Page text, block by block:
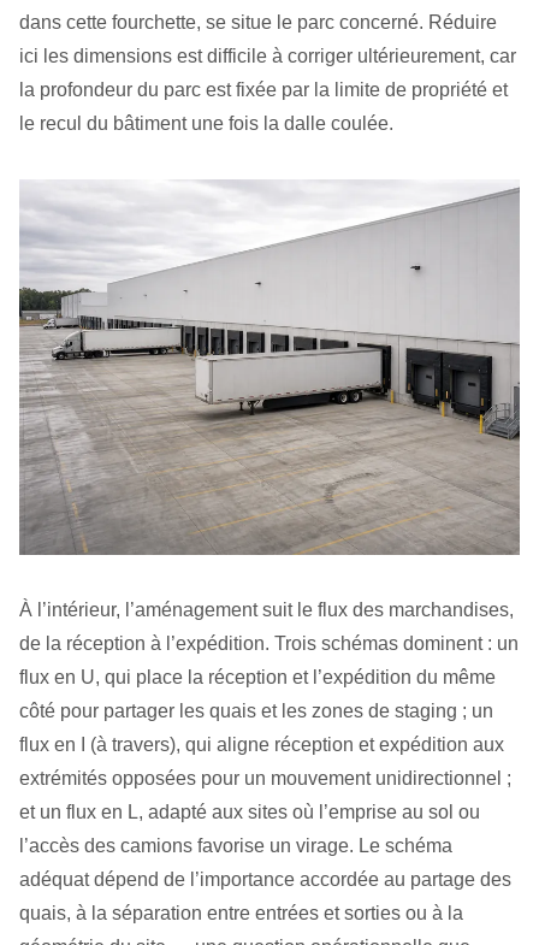
dans cette fourchette, se situe le parc concerné. Réduire
ici les dimensions est difficile à corriger ultérieurement, car
la profondeur du parc est fixée par la limite de propriété et
le recul du bâtiment une fois la dalle coulée.
À l’intérieur, l’aménagement suit le flux des marchandises,
de la réception à l’expédition. Trois schémas dominent : un
flux en U, qui place la réception et l’expédition du même
côté pour partager les quais et les zones de staging ; un
flux en I (à travers), qui aligne réception et expédition aux
extrémités opposées pour un mouvement unidirectionnel ;
et un flux en L, adapté aux sites où l’emprise au sol ou
l’accès des camions favorise un virage. Le schéma
adéquat dépend de l’importance accordée au partage des
quais, à la séparation entre entrées et sorties ou à la